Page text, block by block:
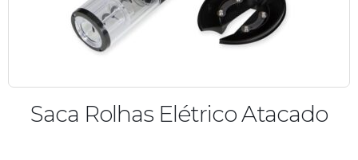
Saca Rolhas Elétrico Atacado